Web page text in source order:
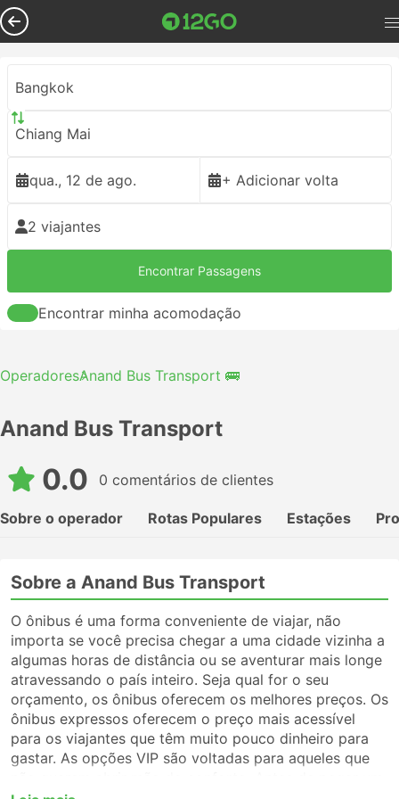
Bangkok
Chiang Mai
qua., 12 de ago. + Adicionar volta
2 viajantes
Encontrar Passagens
Encontrar minha acomodação
OperadoresAnand Bus Transport 🚌
Anand Bus Transport
0.0 0 comentários de clientes
Sobre o operador Rotas Populares Estações
Sobre a Anand Bus Transport
O ônibus é uma forma conveniente de viajar, não
importa se você precisa chegar a uma cidade vizinha a
algumas horas de distância ou se aventurar mais longe
atravessando o país inteiro. Seja qual for o seu
orçamento, os ônibus oferecem os melhores preços. Os
ônibus expressos oferecem o preço mais acessível
para os viajantes que têm muito pouco dinheiro para
gastar. As opções VIP são voltadas para aqueles que